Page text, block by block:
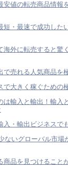
値の転売商品情報
・最速で成功した
外に転売すると驚
で売れる人気商品を
で大きく稼ぐための
輸入と輸出！輸入
入・輸出ビジネスで
ないグローバル市場
品を見つけること